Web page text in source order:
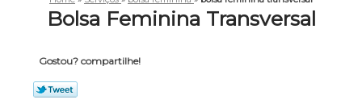
Bolsa Feminina Transversal
Gostou? compartilhe!